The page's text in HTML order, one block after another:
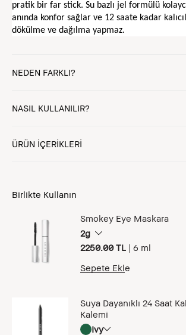
pratik bir far stick. Su bazlı jel formülü
anında konfor sağlar ve 12 saate kadar
dökülme ve dağılma yapmaz.
NEDEN FARKLI?
NASIL KULLANILIR?
ÜRÜN İÇERİKLERİ
Birlikte Kullanın
Smokey Eye Maskara
2g
2250.00 TL | 6 ml
Sepete Ekle
Suya Dayanıklı 24 Saat
Kalemi
Ivy